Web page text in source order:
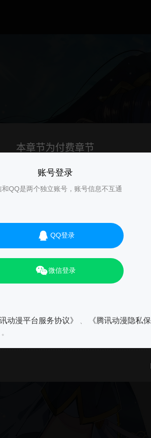
账号登录
和QQ是两个独立账号，账号信息不互通
QQ登录
微信登录
讯动漫平台服务协议》
《腾讯动漫隐私保
。